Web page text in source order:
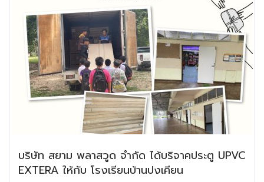
บริษัท สยาม พลาสวูด จำกัด ได้บริจาคประตู UPVC
EXTERA ให้กับ โรงเรียนบ้านปงเคียน